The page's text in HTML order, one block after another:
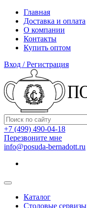
Главная
Доставка и оплата
О компании
Контакты
Купить оптом
Вход / Регистрация
+7 (499) 490-04-18
Перезвоните мне
info@posuda-bernadott.ru
Каталог
Столовые сервизы